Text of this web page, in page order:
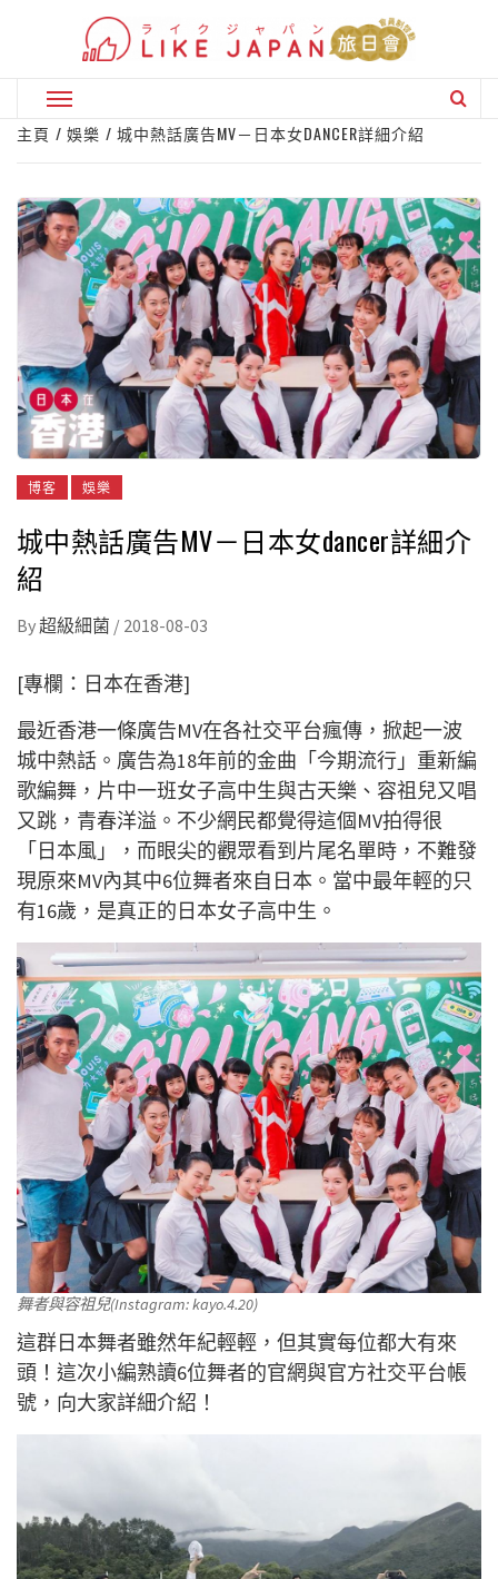
Primary
Menu
主頁 娛樂 城中熱話廣告MV－日本女DANCER詳細介紹
博客 娛樂
城中熱話廣告MV－日本女dancer詳細介
紹
By超級細菌 / 2018-08-03
[專欄：日本在香港]
最近香港一條廣告MV在各社交平台瘋傳，掀起一波
城中熱話。廣告為18年前的金曲「今期流行」重新編
歌編舞，片中一班女子高中生與古天樂、容祖兒又唱
又跳，青春洋溢。不少網民都覺得這個MV拍得很
「日本風」，而眼尖的觀眾看到片尾名單時，不難發
現原來MV內其中6位舞者來自日本。當中最年輕的只
有16歲，是真正的日本女子高中生。
舞者與容祖兒(Instagram: kayo.4.20)
這群日本舞者雖然年紀輕輕，但其實每位都大有來
頭！這次小編熟讀6位舞者的官網與官方社交平台帳
號，向大家詳細介紹！